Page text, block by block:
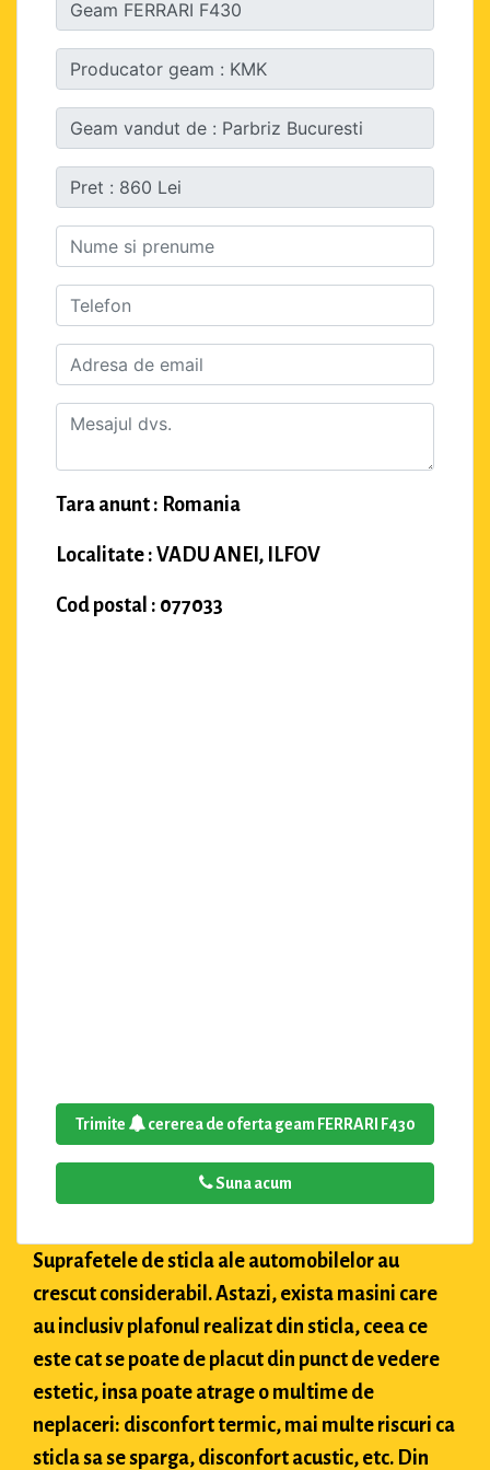
Tara anunt : Romania
Localitate : VADU ANEI, ILFOV
Cod postal : 077033
Trimite cererea de oferta geam FERRARI F430
Suna acum
Suprafetele de sticla ale automobilelor au
crescut considerabil. Astazi, exista masini care
au inclusiv plafonul realizat din sticla, ceea ce
este cat se poate de placut din punct de vedere
estetic, insa poate atrage o multime de
neplaceri: disconfort termic, mai multe riscuri ca
sticla sa se sparga, disconfort acustic, etc. Din